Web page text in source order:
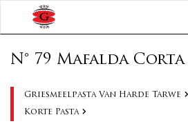
N° 79 Mafalda Corta
Griesmeelpasta Van Harde Tarwe
Korte Pasta